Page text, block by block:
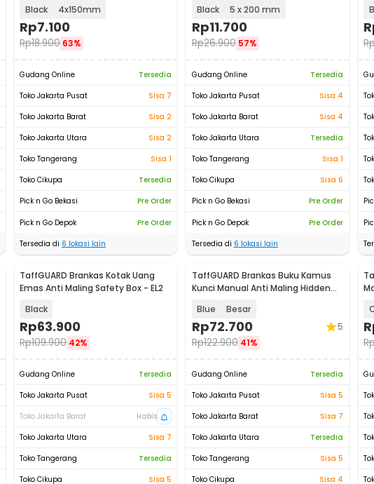
Black 4x150mm
Rp7.100
Rp18.900 63%
Gudang Online
Tersedia
Toko Jakarta Pusat
Sisa 7
Toko Jakarta Barat
Sisa 2
Toko Jakarta Utara
Sisa 2
Toko Tangerang
Sisa 1
Toko Cikupa
Tersedia
Pick n Go Bekasi
Pre Order
Pick n Go Depok
Pre Order
Tersedia di 6 lokasi lain
Black 5 x 200 mm
Rp11.700
Rp26.900 57%
Gudang Online
Tersedia
Toko Jakarta Pusat
Sisa 4
Toko Jakarta Barat
Sisa 4
Toko Jakarta Utara
Tersedia
Toko Tangerang
Sisa 1
Toko Cikupa
Sisa 6
Pick n Go Bekasi
Pre Order
Pick n Go Depok
Pre Order
Tersedia di 6 lokasi lain
TaffGUARD Brankas Kotak Uang
Emas Anti Maling Safety Box - EL2
Black
Rp63.900
Rp109.900 42%
Gudang Online
Tersedia
Toko Jakarta Pusat
Sisa 5
Toko Jakarta Barat
Habis
Toko Jakarta Utara
Sisa 7
Toko Tangerang
Tersedia
Toko Cikupa
Sisa 5
TaffGUARD Brankas Buku Kamus
Kunci Manual Anti Maling Hidden
Blue Besar
Rp72.700
Rp122.900 41%
5
Gudang Online
Tersedia
Toko Jakarta Pusat
Sisa 5
Toko Jakarta Barat
Sisa 7
Toko Jakarta Utara
Tersedia
Toko Tangerang
Sisa 5
Toko Cikupa
Sisa 4